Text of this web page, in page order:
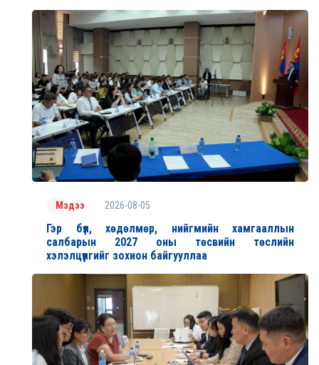
Мэдээ 2026-08-05
Гэр бүл, хөдөлмөр, нийгмийн хамгааллын
салбарын 2027 оны төсвийн төслийн
хэлэлцүүлгийг зохион байгууллаа